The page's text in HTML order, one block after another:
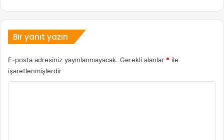
Bir yanıt yazın
E-posta adresiniz yayınlanmayacak. Gerekli alanlar * ile
işaretlenmişlerdir